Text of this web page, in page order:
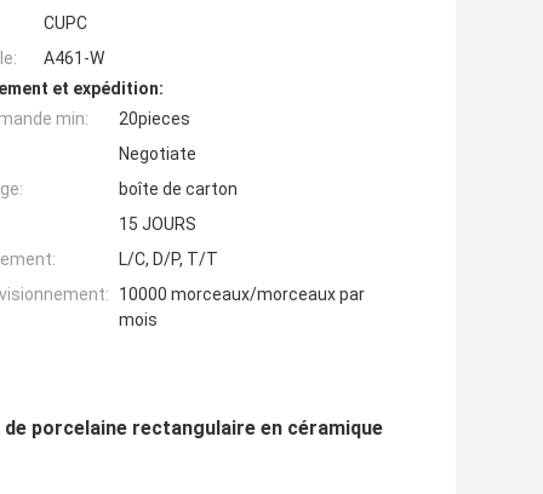
CUPC
A461-W
et expédition:
min:
20pieces
Negotiate
boîte de carton
15 JOURS
L/C, D/P, T/T
10000 morceaux/morceaux par
mois
porcelaine rectangulaire en céramique